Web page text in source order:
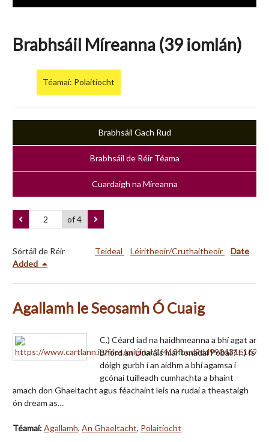
Brabhsáil Míreanna (39 iomlán)
Téamaí: Polaitíocht
Brabhsáil Gach Rud
Brabhsáil de Réir Téama
Cuardaigh na Míreanna
of 4
Sórtáil de Réir Teideal Léiritheoir/Cruthaitheoir
Date
Added
Agallamh le Seosamh Ó Cuaig
C.) Céard iad na haidhmeanna a bhí agat ar
Bhord an Údaráis mar Ionadaí Pobail? F.) Is
dóigh gurbh í an aidhm a bhí agamsa i
gcónaí tuilleadh cumhachta a bhaint
amach don Ghaeltacht agus féachaint leis na rudaí a theastaigh
ón dream as…
Téamaí:Agallamh, An Ghaeltacht, Polaitíocht